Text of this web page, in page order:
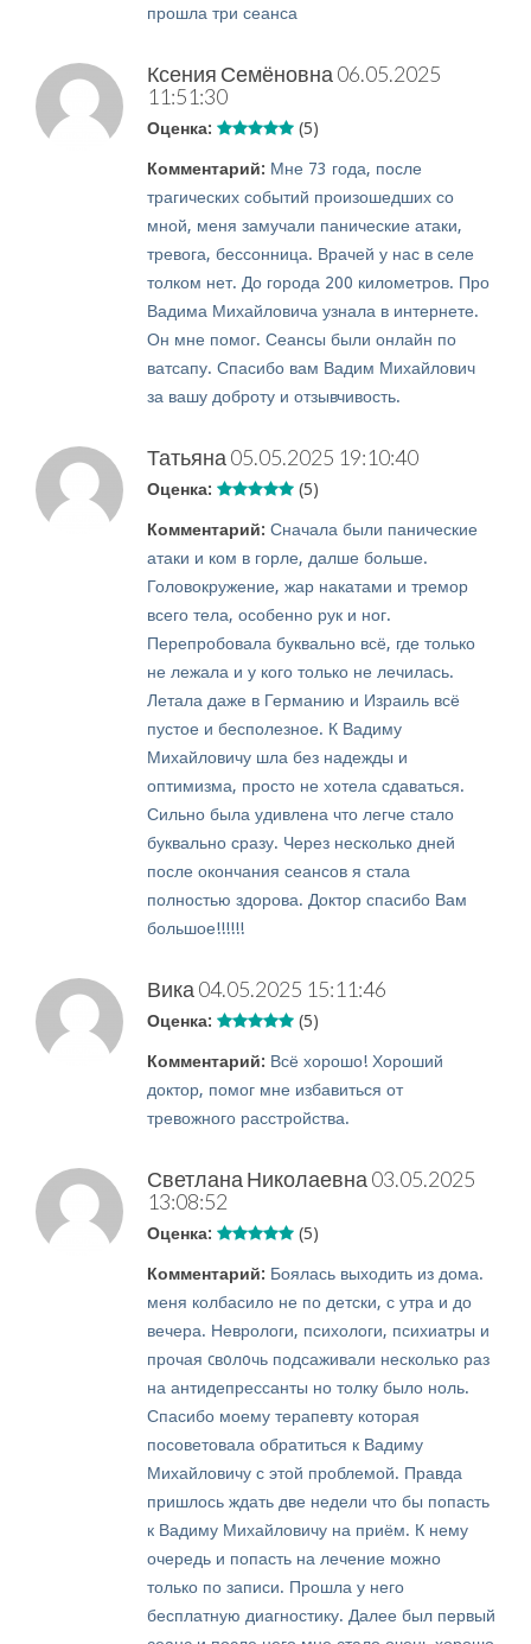
прошла три сеанса
Ксения Семёновна 06.05.2025
11:51:30
Оценка: (5)
Комментарий: Мне 73 года, после
трагических событий произошедших со
мной, меня замучали панические атаки,
тревога, бессонница. Врачей у нас в селе
толком нет. До города 200 километров. Про
Вадима Михайловича узнала в интернете.
Он мне помог. Сеансы были онлайн по
ватсапу. Спасибо вам Вадим Михайлович
за вашу доброту и отзывчивость.
Татьяна 05.05.2025 19:10:40
Оценка: (5)
Комментарий: Сначала были панические
атаки и ком в горле, далше больше.
Головокружение, жар накатами и тремор
всего тела, особенно рук и ног.
Перепробовала буквально всё, где только
не лежала и у кого только не лечилась.
Летала даже в Германию и Израиль всё
пустое и бесполезное. К Вадиму
Михайловичу шла без надежды и
оптимизма, просто не хотела сдаваться.
Сильно была удивлена что легче стало
буквально сразу. Через несколько дней
после окончания сеансов я стала
полностью здорова. Доктор спасибо Вам
большое!!!!!!
Вика 04.05.2025 15:11:46
Оценка: (5)
Комментарий: Всё хорошо! Хороший
доктор, помог мне избавиться от
тревожного расстройства.
Светлана Николаевна 03.05.2025
13:08:52
Оценка: (5)
Комментарий: Боялась выходить из дома.
меня колбасило не по детски, с утра и до
вечера. Неврологи, психологи, психиатры и
прочая cвoлoчь подсаживали несколько раз
на антидепрессанты но толку было ноль.
Спасибо моему терапевту которая
посоветовала обратиться к Вадиму
Михайловичу с этой проблемой. Правда
пришлось ждать две недели что бы попасть
к Вадиму Михайловичу на приём. К нему
очередь и попасть на лечение можно
только по записи. Прошла у него
бесплатную диагностику. Далее был первый